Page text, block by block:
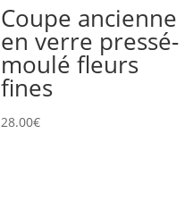
Coupe ancienne
en verre pressé-
moulé fleurs
fines
28.00€